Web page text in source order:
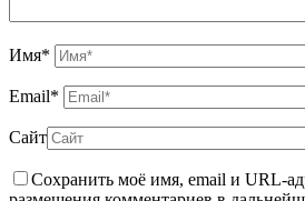
Имя*
Email*
Сайт
Сохранить моё имя, email и URL-